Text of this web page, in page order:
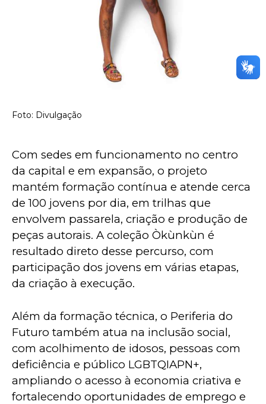
Foto: Divulgação
Com sedes em funcionamento no centro
da capital e em expansão, o projeto
mantém formação contínua e atende cerca
de 100 jovens por dia, em trilhas que
envolvem passarela, criação e produção de
peças autorais. A coleção Òkùnkùn é
resultado direto desse percurso, com
participação dos jovens em várias etapas,
da criação à execução.
Além da formação técnica, o Periferia do
Futuro também atua na inclusão social,
com acolhimento de idosos, pessoas com
deficiência e público LGBTQIAPN+,
ampliando o acesso à economia criativa e
fortalecendo oportunidades de emprego e